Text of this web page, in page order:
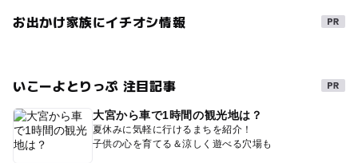
お出かけ家族にイチオシ情報
いこーよとりっぷ 注目記事
大宮から車で1時間の観光地は？
夏休みに気軽に行けるまちを紹介！
子供の心を育てる＆涼しく遊べる穴場も